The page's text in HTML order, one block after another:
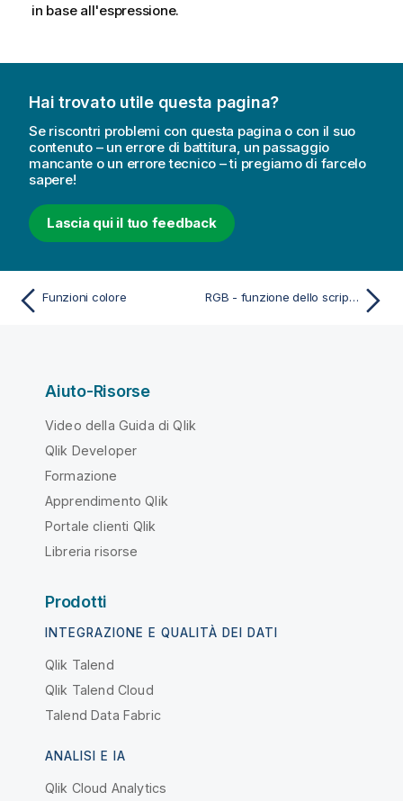
in base all'espressione.
Hai trovato utile questa pagina?
Se riscontri problemi con questa pagina o con il suo
contenuto – un errore di battitura, un passaggio
mancante o un errore tecnico – ti pregiamo di farcelo
sapere!
Lascia qui il tuo feedback
Funzioni colore RGB - funzione dello script e del grafico
Aiuto-Risorse
Video della Guida di Qlik
Qlik Developer
Formazione
Apprendimento Qlik
Portale clienti Qlik
Libreria risorse
Prodotti
INTEGRAZIONE E QUALITÀ DEI DATI
Qlik Talend
Qlik Talend Cloud
Talend Data Fabric
ANALISI E IA
Qlik Cloud Analytics